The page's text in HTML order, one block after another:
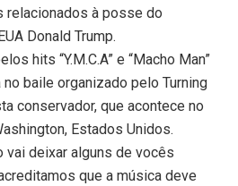
relacionados à posse do
Donald Trump.
hits “Y.M.C.A” e “Macho Man”
baile organizado pelo Turning
conservador, que acontece no
Estados Unidos.
vai deixar alguns de vocês
que a música deve